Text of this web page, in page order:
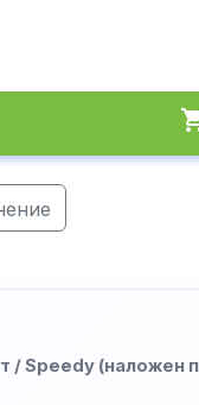
/ Speedy (наложен